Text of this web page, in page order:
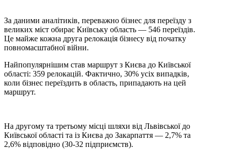
За даними аналітиків, переважно бізнес для переїзду з
великих міст обирає Київську область — 546 переїздів.
Це майже кожна друга релокація бізнесу від початку
повномасштабної війни.
Найпопулярнішим став маршрут з Києва до Київської
області: 359 релокацій. Фактично, 30% усіх випадків,
коли бізнес переїздить в область, припадають на цей
маршрут.
На другому та третьому місці шляхи від Львівської до
Київської області та із Києва до Закарпаття — 2,7% та
2,6% відповідно (30-32 підприємств).